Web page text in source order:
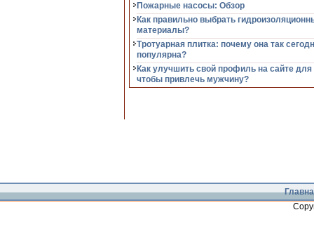
Пожарные насосы: Обзор
Как правильно выбрать
материалы?
Тротуарная плитка: почему она так
популярна?
Как улучшить свой профиль на сайте для
чтобы привлечь мужчину?